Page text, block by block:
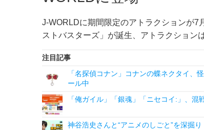
J-WORLDに期間限定のアトラクションが7
ストバスターズ」が誕生、アトラクション
注目記事
「名探偵コナン」コナンの蝶ネクタイ、
ール中
「俺ガイル」「銀魂」「ニセコイ:」、
神谷浩史さんと“アニメのしごと”を深掘